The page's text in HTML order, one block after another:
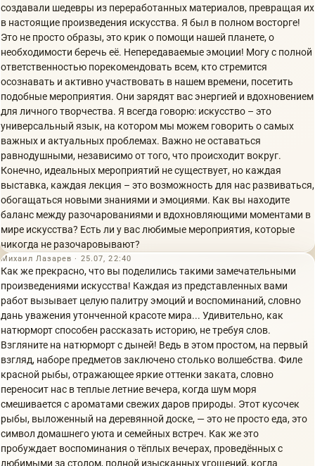
создавали шедевры из переработанных материалов, превращая их
в настоящие произведения искусства. Я был в полном восторге!
Это не просто образы, это крик о помощи нашей планете, о
необходимости беречь её. Непередаваемые эмоции! Могу с полной
ответственностью порекомендовать всем, кто стремится
осознавать и активно участвовать в нашем времени, посетить
подобные мероприятия. Они зарядят вас энергией и вдохновением
для личного творчества. Я всегда говорю: искусство – это
универсальный язык, на котором мы можем говорить о самых
важных и актуальных проблемах. Важно не оставаться
равнодушными, независимо от того, что происходит вокруг.
Конечно, идеальных мероприятий не существует, но каждая
выставка, каждая лекция – это возможность для нас развиваться,
обогащаться новыми знаниями и эмоциями. Как вы находите
баланс между разочарованиями и вдохновляющими моментами в
мире искусства? Есть ли у вас любимые мероприятия, которые
никогда не разочаровывают?
Михаил Лазарев · 25.07, 22:40
Как же прекрасно, что вы поделились такими замечательными
произведениями искусства! Каждая из представленных вами
работ вызывает целую палитру эмоций и воспоминаний, словно
дань уважения утонченной красоте мира... Удивительно, как
натюрморт способен рассказать историю, не требуя слов.
Взгляните на натюрморт с дыней! Ведь в этом простом, на первый
взгляд, наборе предметов заключено столько волшебства. Филе
красной рыбы, отражающее яркие оттенки заката, словно
переносит нас в теплые летние вечера, когда шум моря
смешивается с ароматами свежих даров природы. Этот кусочек
рыбы, выложенный на деревянной доске, — это не просто еда, это
символ домашнего уюта и семейных встреч. Как же это
пробуждает воспоминания о тёплых вечерах, проведённых с
любимыми за столом, полной изысканных угощений, когда